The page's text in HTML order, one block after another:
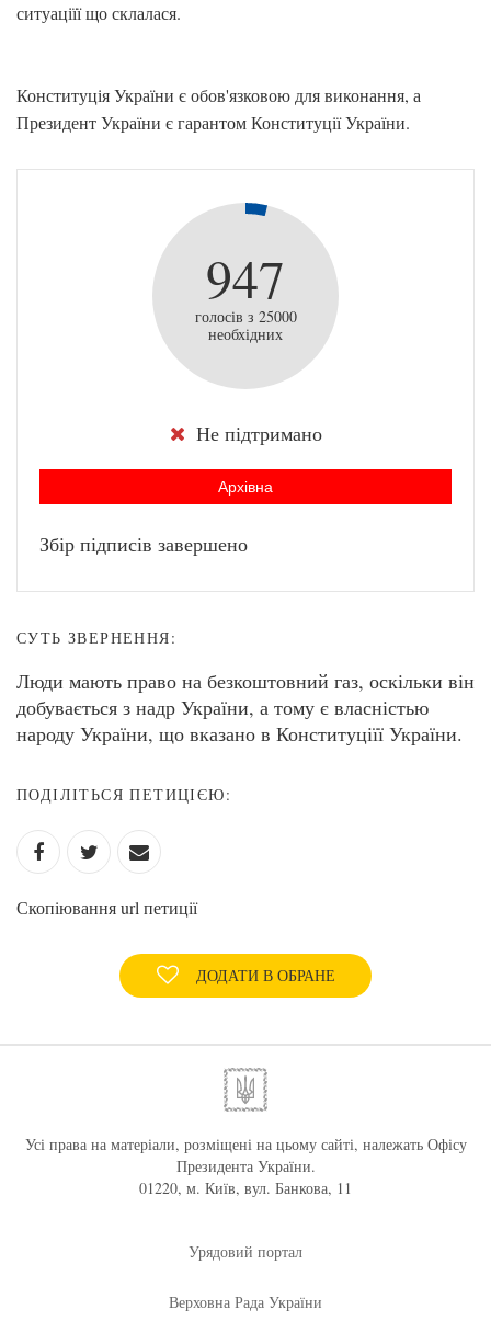
ситуаціїї що склалася.
Конституція України є обов'язковою для виконання, а
Президент України є гарантом Конституції України.
947
голосів з 25000
необхідних
Не підтримано
Архівна
Збір підписів завершено
СУТЬ ЗВЕРНЕННЯ:
Люди мають право на безкоштовний газ, оскільки він
добувається з надр України, а тому є власністью
народу України, що вказано в Конституціїї України.
ПОДІЛІТЬСЯ ПЕТИЦІЄЮ:
Скопіювання url петиції
ДОДАТИ В ОБРАНЕ
Усі права на матеріали, розміщені на цьому сайті, належать Офісу
Президента України.
01220, м. Київ, вул. Банкова, 11
Урядовий портал
Верховна Рада України